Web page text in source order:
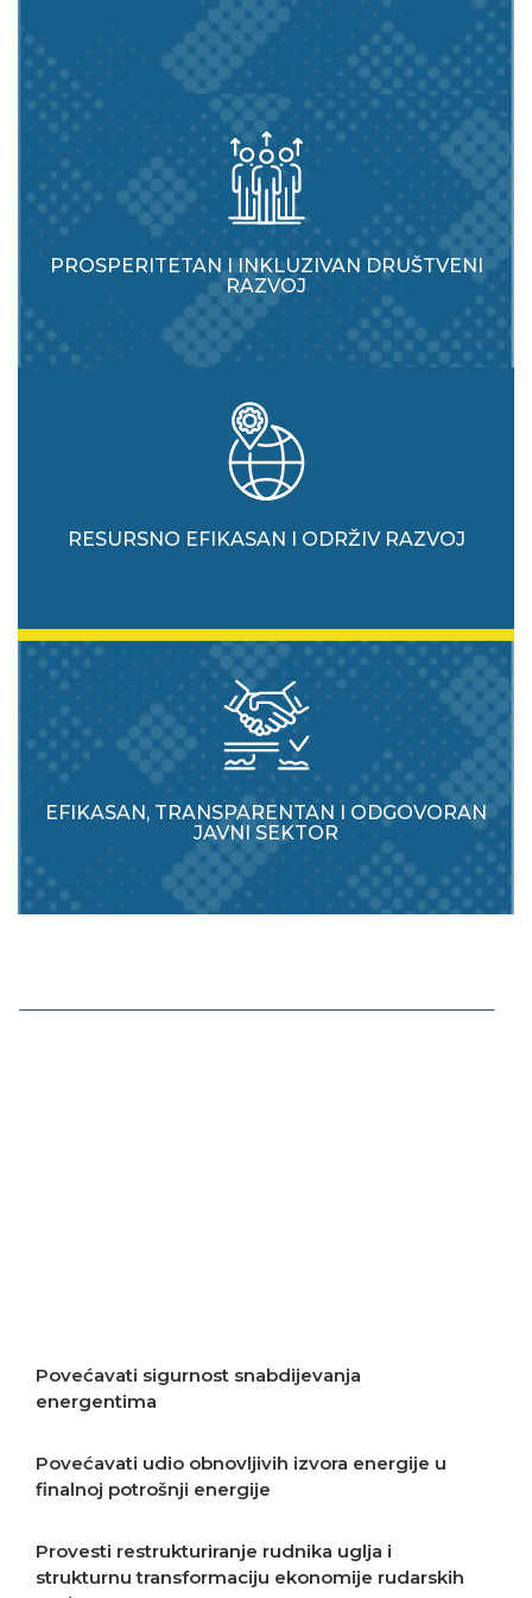
PROSPERITETAN I INKLUZIVAN DRUŠTVENI
RAZVOJ
RESURSNO EFIKASAN I ODRŽIV RAZVOJ
EFIKASAN, TRANSPARENTAN I ODGOVORAN
JAVNI SEKTOR
Povećavati sigurnost snabdijevanja
energentima
Povećavati udio obnovljivih izvora energije u
finalnoj potrošnji energije
Provesti restrukturiranje rudnika uglja i
strukturnu transformaciju ekonomije rudarskih